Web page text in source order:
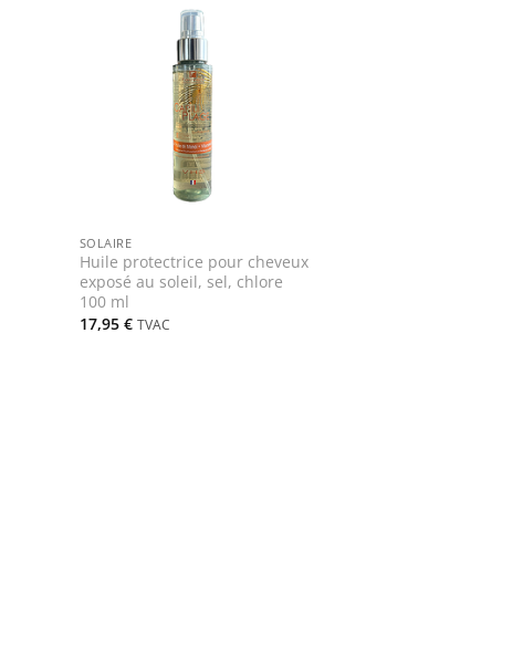
SOLAIRE
Huile protectrice pour cheveux
exposé au soleil, sel, chlore
100 ml
17,95 € TVAC